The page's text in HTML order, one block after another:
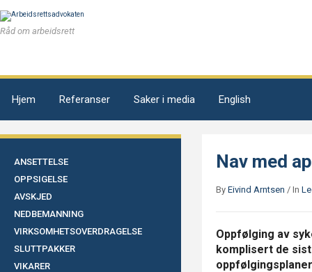
Råd om arbeidsrett
Hjem Referanser Saker i media English
ANSETTELSE
OPPSIGELSE
AVSKJED
NEDBEMANNING
VIRKSOMHETSOVERDRAGELSE
SLUTTPAKKER
VIKARER
Nav med
By Eivind Arntsen / In
Oppfølging av
komplisert de